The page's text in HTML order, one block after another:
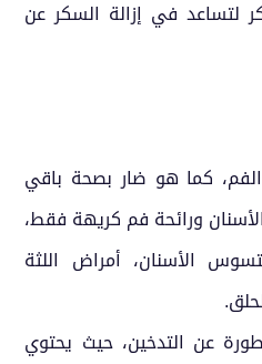
في إزالة السكر عن
كما هو ضار بصحة باقي
ورائحة فم كريهة فقط،
الأسنان، أمراض اللثة
عن التدخين، حيث يحتوي